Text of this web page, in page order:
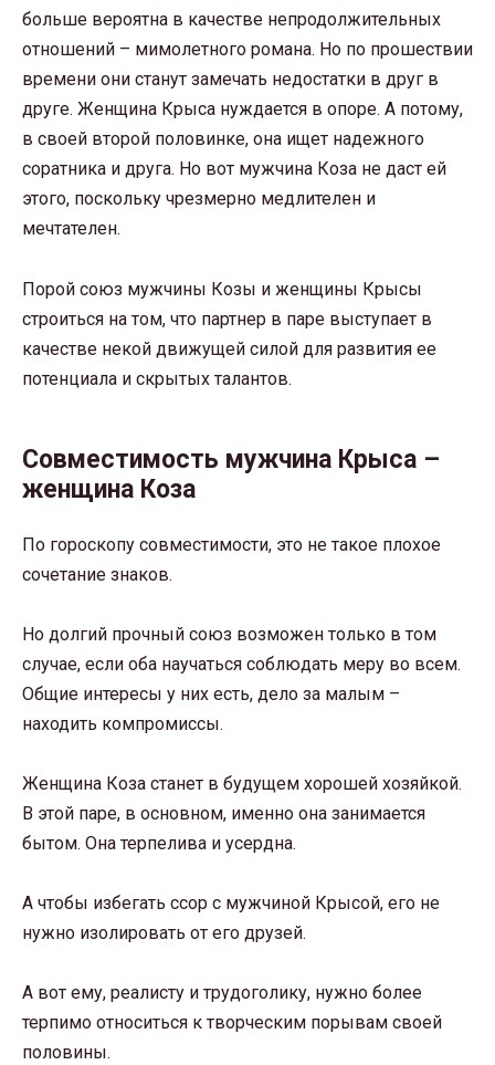
больше вероятна в качестве непродолжительных
отношений – мимолетного романа. Но по прошествии
времени они станут замечать недостатки в друг в
друге. Женщина Крыса нуждается в опоре. А потому,
в своей второй половинке, она ищет надежного
соратника и друга. Но вот мужчина Коза не даст ей
этого, поскольку чрезмерно медлителен и
мечтателен.
Порой союз мужчины Козы и женщины Крысы
строиться на том, что партнер в паре выступает в
качестве некой движущей силой для развития ее
потенциала и скрытых талантов.
Совместимость мужчина Крыса –
женщина Коза
По гороскопу совместимости, это не такое плохое
сочетание знаков.
Но долгий прочный союз возможен только в том
случае, если оба научаться соблюдать меру во всем.
Общие интересы у них есть, дело за малым –
находить компромиссы.
Женщина Коза станет в будущем хорошей хозяйкой.
В этой паре, в основном, именно она занимается
бытом. Она терпелива и усердна.
А чтобы избегать ссор с мужчиной Крысой, его не
нужно изолировать от его друзей.
А вот ему, реалисту и трудоголику, нужно более
терпимо относиться к творческим порывам своей
половины.